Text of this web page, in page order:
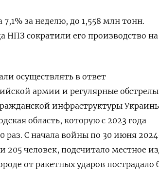
за неделю, до 1,558 млн тонн.
сократили его производство на
осуществлять в ответ
армии и регулярные обстрелы
инфраструктуры
область, которую с 2023 года
раз. С начала войны по 30 июня
205 человек, подсчитало местное
от ракетных ударов пострадало